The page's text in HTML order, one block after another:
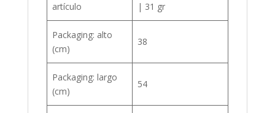
artículo
| 31 gr
Packaging: alto
(cm)
38
Packaging: largo
(cm)
54